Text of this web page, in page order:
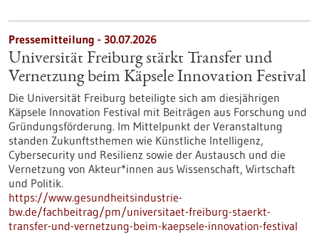
Pressemitteilung - 30.07.2026
Universität Freiburg stärkt Transfer und
Vernetzung beim Käpsele Innovation Festival
Die Universität Freiburg beteiligte sich am diesjährigen
Käpsele Innovation Festival mit Beiträgen aus Forschung und
Gründungsförderung. Im Mittelpunkt der Veranstaltung
standen Zukunftsthemen wie Künstliche Intelligenz,
Cybersecurity und Resilienz sowie der Austausch und die
Vernetzung von Akteur*innen aus Wissenschaft, Wirtschaft
und Politik.
https://www.gesundheitsindustrie-
bw.de/fachbeitrag/pm/universitaet-freiburg-staerkt-
transfer-und-vernetzung-beim-kaepsele-innovation-festival